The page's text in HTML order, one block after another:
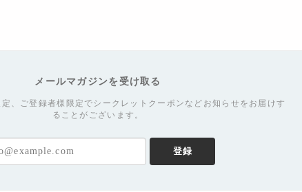
メールマガジンを受け取る
、ご登録者様限定でシークレットクーポンなどお知らせをお届けす
ることがございます。
登録